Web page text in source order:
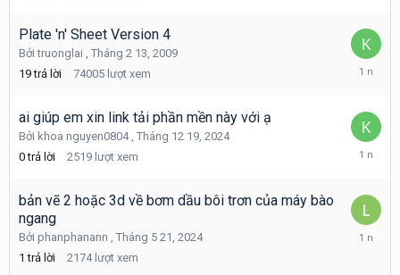
2025
Plate 'n' Sheet Version 4
Bởitruonglai , Tháng 2 13, 2009
19 trả lời 74005 lượt xem
Tháng
2024
ai giúp em xin link tải phần mền này với ạ
Bởi khoa nguyen0804, Tháng 12 19, 2024
0 trả lời 2519 lượt xem
Tháng
2024
bản vẽ 2 hoặc 3d về bơm dầu bôi trơn của máy bào
ngang
Bởi phanphanann , Tháng 5 21, 2024
1 trả lời 2174 lượt xem
Tháng